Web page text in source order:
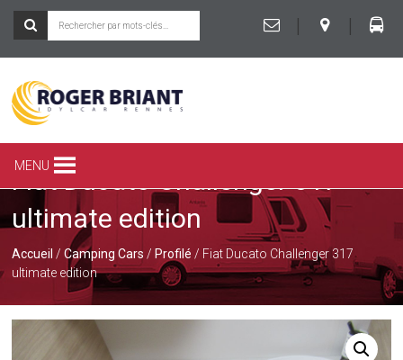
|
|
ROGER
BRIANT
SPÉCIALISTE
CAR
ET
DE
LA
RENNES
MENU
Fiat Ducato Challenger 317
ultimate edition
Accueil /Camping Cars / Profilé / Fiat Ducato Challenger 317
ultimate edition